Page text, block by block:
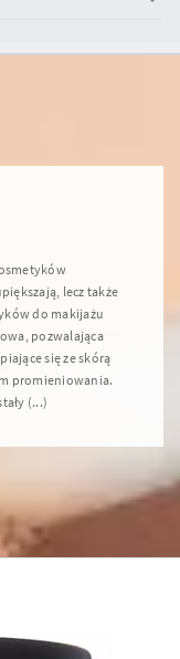
lecz także
do makijażu
pozwalająca
się ze skórą
promieniowania.
(...)